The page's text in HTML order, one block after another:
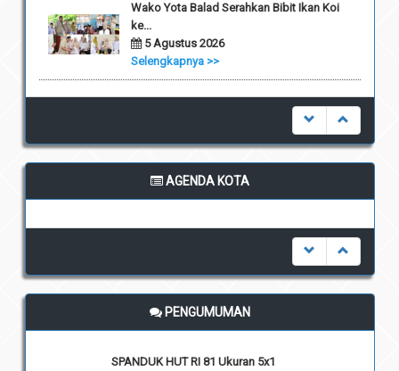
Wako Yota Balad Serahkan Bibit Ikan Koi
ke...
5 Agustus 2026
Selengkapnya >>
AGENDA KOTA
PENGUMUMAN
SPANDUK HUT RI 81 Ukuran 5x1